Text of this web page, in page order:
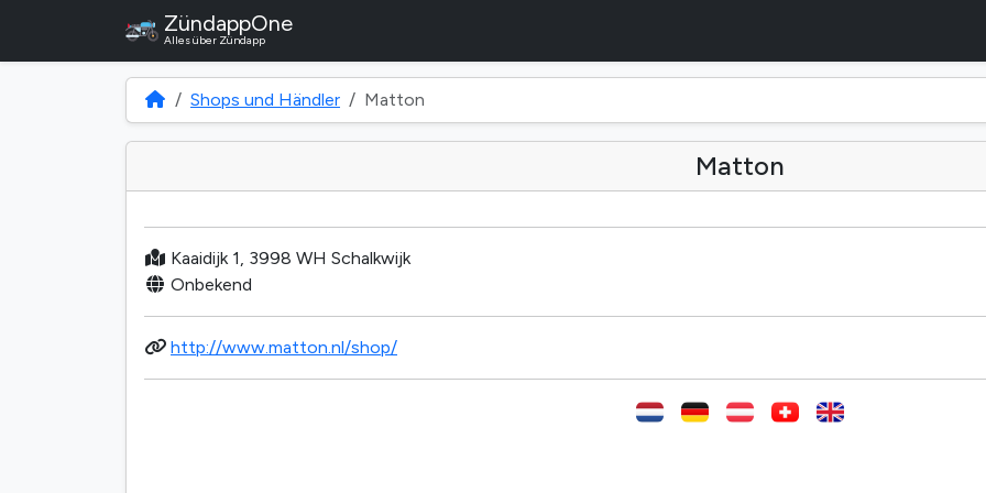
ZündappOne
Alles über Zündapp
Shops und Händler Matton
Matton
Kaaidijk 1, 3998 WH Schalkwijk
Onbekend
http://www.matton.nl/shop/